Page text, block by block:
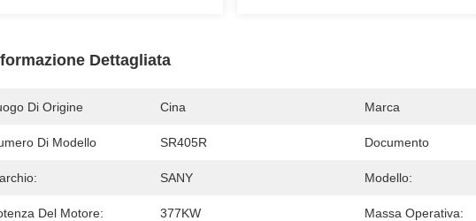
Dettagliata
Di Origine Cina Marca
Di Modello SR405R Documento
SANY Modello:
Del Motore: 377KW Massa Operativa: